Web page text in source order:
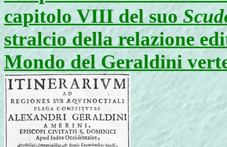
capitolo VIII del suo
stralcio della relazione
Mondo del Geraldini